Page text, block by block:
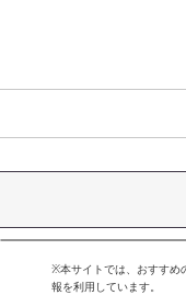
※本サイトでは、おすすめ
報を利用しています。